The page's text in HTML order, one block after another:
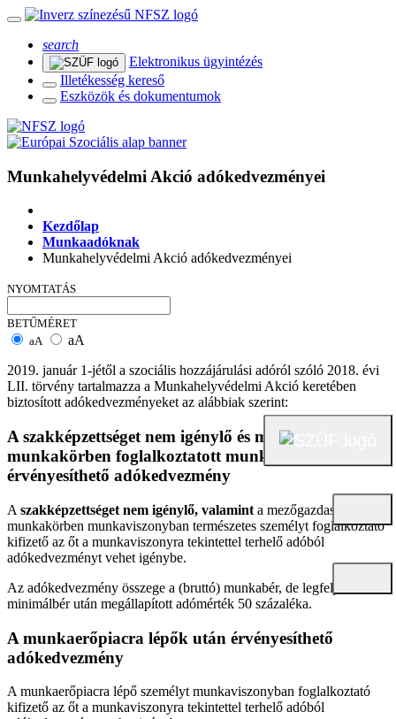
search
Elektronikus ügyintézés
Illetékesség kereső
Eszközök és dokumentumok
Munkahelyvédelmi Akció adókedvezményei
Kezdőlap
Munkaadóknak
Munkahelyvédelmi Akció adókedvezményei
NYOMTATÁS
BETŰMÉRET
aA
aA
2019. január 1-jétől a szociális hozzájárulási adóról szóló 2018. évi
LII. törvény tartalmazza a Munkahelyvédelmi Akció keretében
biztosított adókedvezményeket az alábbiak szerint:
A szakképzettséget nem igénylő és mezőgazdasági
munkakörben foglalkoztatott munkavállalók után
érvényesíthető adókedvezmény
A szakképzettséget nem igénylő, valamint a mezőgazdasági
munkakörben munkaviszonyban természetes személyt foglalkoztató
kifizető az őt a munkaviszonyra tekintettel terhelő adóból
adókedvezményt vehet igénybe.
Az adókedvezmény összege a (bruttó) munkabér, de legfeljebb a
minimálbér után megállapított adómérték 50 százaléka.
A munkaerőpiacra lépők után érvényesíthető
adókedvezmény
A munkaerőpiacra lépő személyt munkaviszonyban foglalkoztató
kifizető az őt a munkaviszonyra tekintettel terhelő adóból